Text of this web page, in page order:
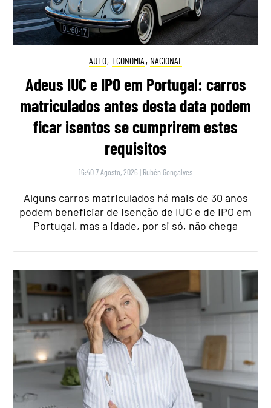
AUTO, ECONOMIA , NACIONAL
Adeus IUC e IPO em Portugal: carros
matriculados antes desta data podem
ficar isentos se cumprirem estes
requisitos
16:40 7 Agosto, 2026 | Rubén Gonçalves
Alguns carros matriculados há mais de 30 anos
podem beneficiar de isenção de IUC e de IPO em
Portugal, mas a idade, por si só, não chega